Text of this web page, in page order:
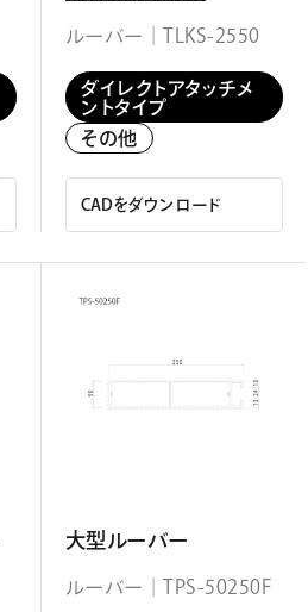
ルーバー｜TLKS-2550
ダイレクトアタッチメ
ントタイプ
その他
CADをダウンロード
大型ルーバー
ルーバー｜TPS-50250F